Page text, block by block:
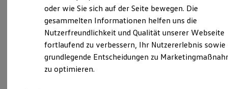
Für Gewerbekunden
Leasing
Für Privatkunden
Für Gewerbekunden
Versicherungen & Garantien
Garantien
Kfz-Versicherung für Nutzfahrzeuge
Restschuldversicherung
Wartungsverträge
Gottesrain 1, 35325 Mücke-Atzenhain
Montag-Donnerstag 07:00-18:00 Uhr
Freitag
07:00-17:00 Uhr
Samstag
08:00-12:00 Uhr
oder wie Sie sich auf der Seite bewegen. Die
gesammelten Informationen helfen uns die
Nutzerfreundlichkeit und Qualität unserer Webseite
fortlaufend zu verbessern, Ihr Nutzererlebnis sowie
grundlegende Entscheidungen zu
zu optimieren.